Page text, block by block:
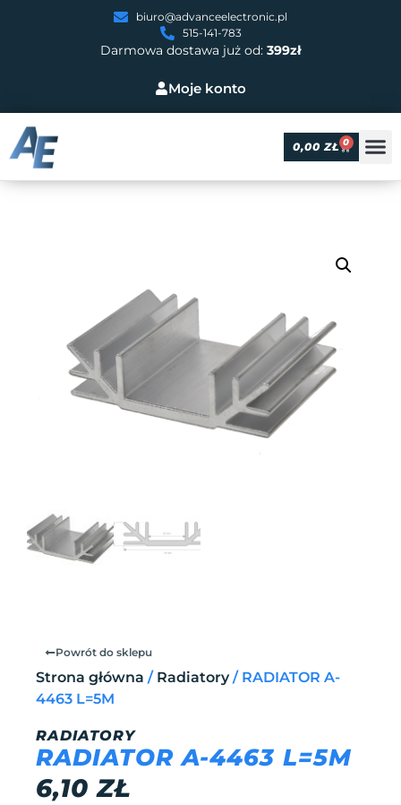
Moje konto
Darmowa dostawa już od: 399zł
biuro@advanceelectronic.pl
515-141-783
0,00 ZŁ 0
Powrót do sklepu
Strona główna / Radiatory/ RADIATOR A-
4463 L=5M
RADIATORY
RADIATOR A-4463 L=5M
6,10ZŁ